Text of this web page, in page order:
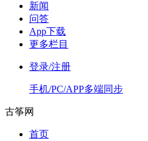
新闻
问答
App下载
更多栏目
登录/注册
手机/PC/APP多端同步
古筝网
首页